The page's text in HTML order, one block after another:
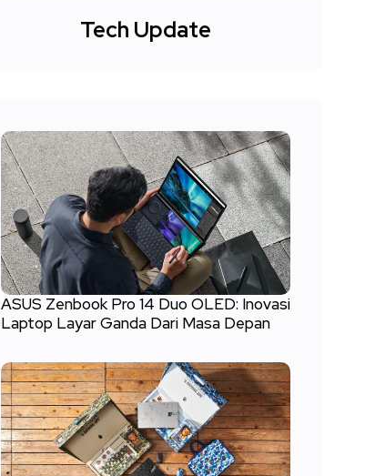
Tech Update
ASUS Zenbook Pro 14 Duo OLED: Inovasi
Laptop Layar Ganda Dari Masa Depan